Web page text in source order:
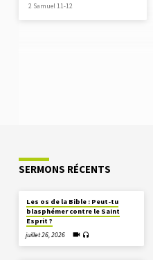
2 Samuel 11-12
SERMONS RÉCENTS
Les os de la Bible : Peut-tu
blasphémer contre le Saint
Esprit ?
juillet 26, 2026